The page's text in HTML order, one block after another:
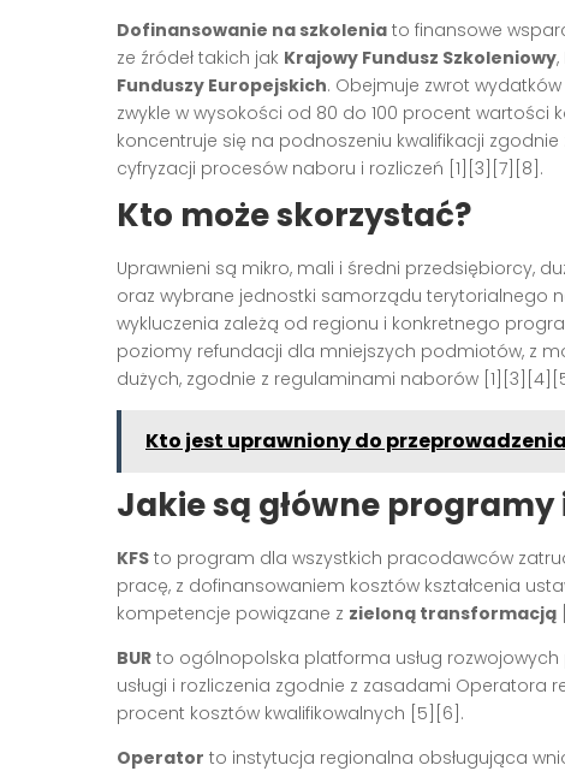
Dofinansowanie na szkolenia to finansowe
ze źródeł takich jak Krajowy Fundusz Szkoleniowy,
Funduszy Europejskich. Obejmuje zwrot
zwykle w wysokości od 80 do 100 procent
koncentruje się na podnoszeniu kwalifikacji
cyfryzacji procesów naboru i rozliczeń [1][3][7][8].
Kto może skorzystać?
Uprawnieni są mikro, mali i średni przedsiębiorcy,
oraz wybrane jednostki samorządu terytorialnego
wykluczenia zależą od regionu i konkretnego
poziomy refundacji dla mniejszych podmiotów, z
dużych, zgodnie z regulaminami naborów
Kto jest uprawniony do
Jakie są główne programy
KFS to program dla wszystkich pracodawców
pracę, z dofinansowaniem kosztów kształcenia
kompetencje powiązane z zieloną transformacją
BUR to ogólnopolska platforma usług rozwojowych
usługi i rozliczenia zgodnie z zasadami Operatora
procent kosztów kwalifikowalnych [5][6].
Operator to instytucja regionalna obsługująca